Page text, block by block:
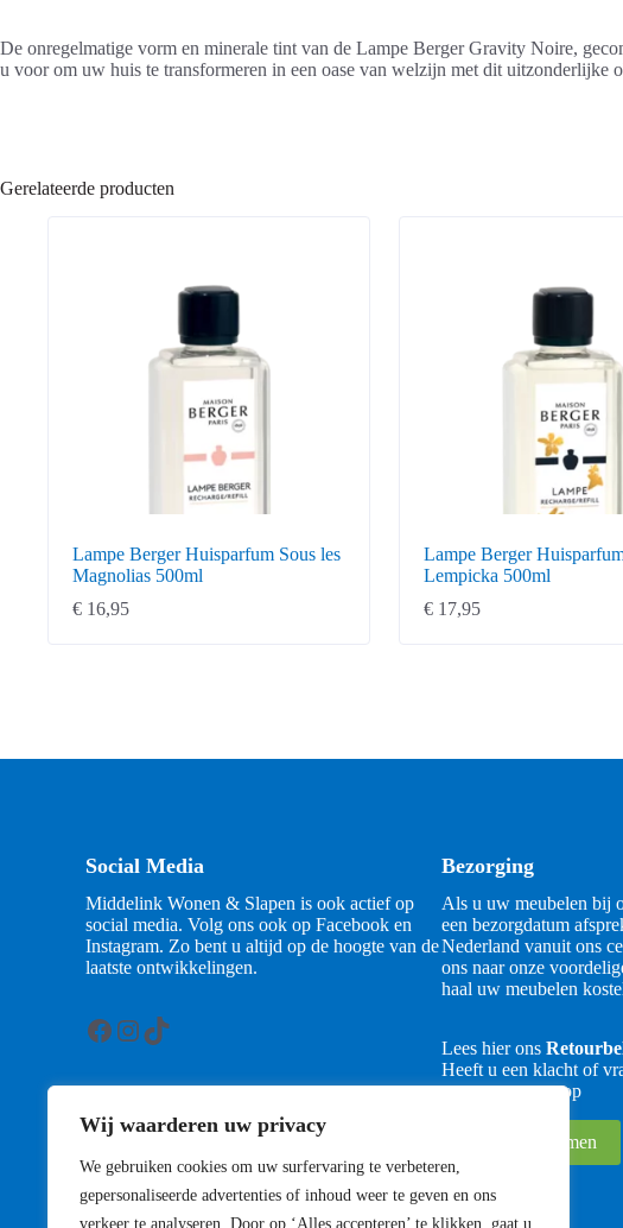
Wij waarderen uw privacy
We gebruiken cookies om uw surfervaring te verbeteren,
gepersonaliseerde advertenties of inhoud weer te geven en ons
verkeer te analyseren. Door op ‘Alles accepteren’ te klikken, gaat u
De onregelmatige vorm en minerale tint van de Lampe Berger Gravity Noire,
u voor om uw huis te transformeren in een oase van welzijn met dit uitzonderlijke
Gerelateerde producten
Lampe Berger Huisparfum Sous les
Magnolias 500ml
€ 16,95
Lampe Berger
Lempicka 500ml
€ 17,95
Social Media
Middelink Wonen & Slapen is ook actief op
social media. Volg ons ook op Facebook en
Instagram. Zo bent u altijd op de hoogte van de
laatste ontwikkelingen.
Facebook
Instagram
TikTok
Bezorging
Als u uw meubelen bij
een bezorgdatum
Nederland vanuit ons
ons naar onze
haal uw meubelen
Lees hier ons
Heeft u een klacht of
contact met ons op
Contact opnemen